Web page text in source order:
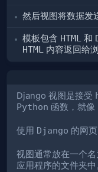
然后视图将数据发
模板包含 HTML 和
HTML 内容返回给
Django 视图是接受
Python 函数，就像
使用 Django 的网
视图通常放在一个名
应用程序的文件夹中